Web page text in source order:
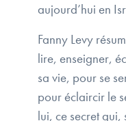
aujourd’hui en
Fanny Levy
lire, enseigner,
sa vie, pour se
pour éclaircir le
lui, ce secret